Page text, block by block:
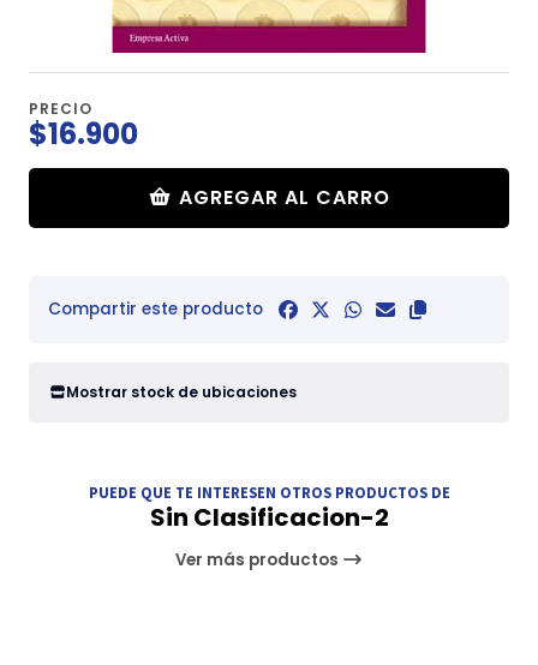
PRECIO
$16.900
AGREGAR AL CARRO
Compartir este producto
Mostrar stock de ubicaciones
PUEDE QUE TE INTERESEN OTROS PRODUCTOS DE
Sin Clasificacion-2
Ver más productos